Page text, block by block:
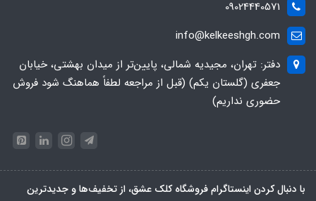
09024440571
info@kelkeeshgh.com
دفتر: تهران، مجیدیه شمالی، پایین‌تر از میدان بهشتی، خیابان
جعفری (گلستان یکم) (قبل از مراجعه لطفاً هماهنگ شود فروش
حضوری نداریم)
با دنبال کردن اینستاگرام فروشگاه کلک عشق، از تخفیف‌ها و جدیدترین‌